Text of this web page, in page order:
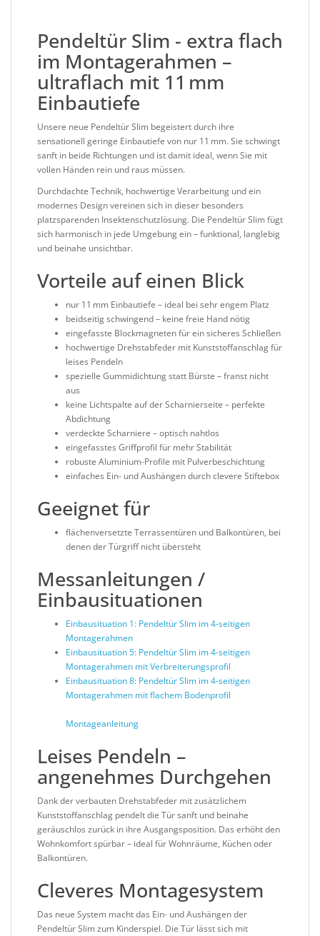
Pendeltür Slim - extra flach
im Montagerahmen –
ultraflach mit 11 mm
Einbautiefe
Unsere neue Pendeltür Slim begeistert durch ihre
sensationell geringe Einbautiefe von nur 11 mm. Sie schwingt
sanft in beide Richtungen und ist damit ideal, wenn Sie mit
vollen Händen rein und raus müssen.
Durchdachte Technik, hochwertige Verarbeitung und ein
modernes Design vereinen sich in dieser besonders
platzsparenden Insektenschutzlösung. Die Pendeltür Slim fügt
sich harmonisch in jede Umgebung ein – funktional, langlebig
und beinahe unsichtbar.
Vorteile auf einen Blick
nur 11 mm Einbautiefe – ideal bei sehr engem Platz
beidseitig schwingend – keine freie Hand nötig
eingefasste Blockmagneten für ein sicheres Schließen
hochwertige Drehstabfeder mit Kunststoffanschlag für
leises Pendeln
spezielle Gummidichtung statt Bürste – franst nicht
aus
keine Lichtspalte auf der Scharnierseite – perfekte
Abdichtung
verdeckte Scharniere – optisch nahtlos
eingefasstes Griffprofil für mehr Stabilität
robuste Aluminium-Profile mit Pulverbeschichtung
einfaches Ein- und Aushängen durch clevere Stiftebox
Geeignet für
flächenversetzte Terrassentüren und Balkontüren, bei
denen der Türgriff nicht übersteht
Messanleitungen /
Einbausituationen
Einbausituation 1: Pendeltür Slim im 4-seitigen
Montagerahmen
Einbausituation 5: Pendeltür Slim im 4-seitigen
Montagerahmen mit Verbreiterungsprofil
Einbausituation 8: Pendeltür Slim im 4-seitigen
Montagerahmen mit flachem Bodenprofil
Montageanleitung
Leises Pendeln –
angenehmes Durchgehen
Dank der verbauten Drehstabfeder mit zusätzlichem
Kunststoffanschlag pendelt die Tür sanft und beinahe
geräuschlos zurück in ihre Ausgangsposition. Das erhöht den
Wohnkomfort spürbar – ideal für Wohnräume, Küchen oder
Balkontüren.
Cleveres Montagesystem
Das neue System macht das Ein- und Aushängen der
Pendeltür Slim zum Kinderspiel. Die Tür lässt sich mit